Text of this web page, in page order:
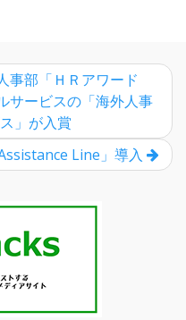
事部「ＨＲアワード
サービスの「海外人事
」が入賞
Line」導入